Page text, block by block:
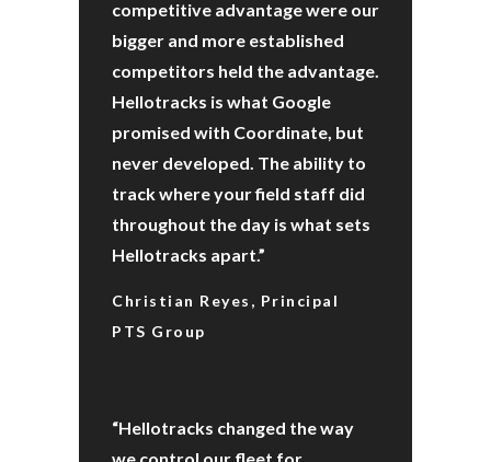
competitive advantage were our
bigger and more established
competitors held the advantage.
Hellotracks is what Google
promised with Coordinate, but
never developed. The ability to
track where your field staff did
throughout the day is what sets
Hellotracks apart.”
Christian Reyes, Principal
PTS Group
“Hellotracks changed the way